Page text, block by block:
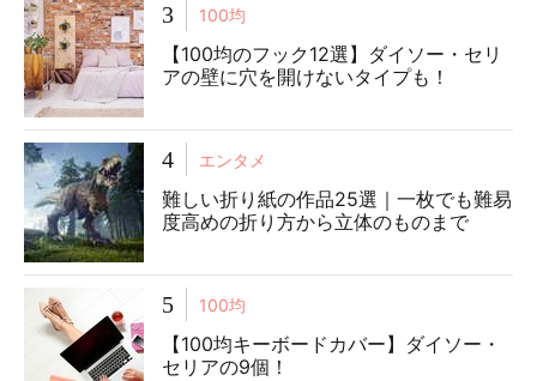
3 100均
【100均のフック12選】ダイソー・セリ
アの壁に穴を開けないタイプも！
4 エンタメ
難しい折り紙の作品25選｜一枚でも難易
度高めの折り方から立体のものまで
5 100均
【100均キーボードカバー】ダイソー・
セリアの9個！